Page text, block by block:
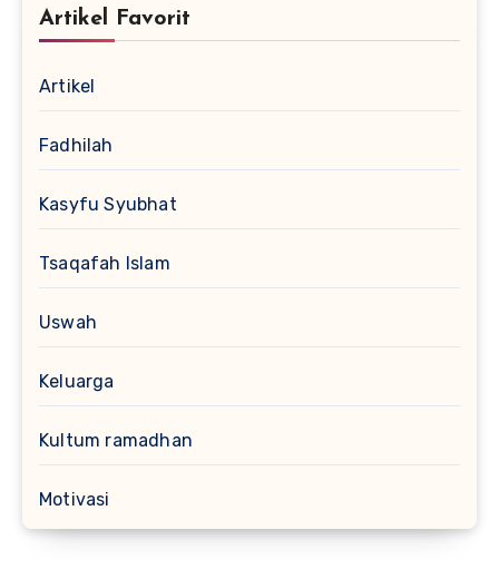
Artikel Favorit
Artikel
Fadhilah
Kasyfu Syubhat
Tsaqafah Islam
Uswah
Keluarga
Kultum ramadhan
Motivasi